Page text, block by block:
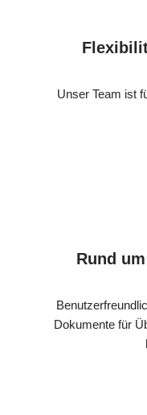
Unser Team ist
Rund
Dokumente für